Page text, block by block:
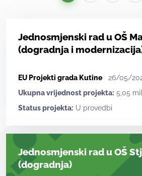
Jednosmjenski rad u OŠ
(dogradnja i
EU Projekti grada Kutine
26/05/
Ukupna vrijednost projekta: 5,05
Status projekta: U provedbi
Jednosmjenski rad u OŠ
(dogradnja)